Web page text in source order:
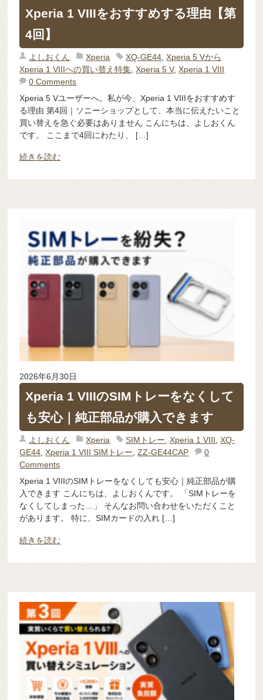
Xperia 1 VIIIをおすすめする理由【第
4回】
よしおくん Xperia XQ-GE44 ,Xperia 5 Vから
Xperia 1 VIIIへの買い替え特集 ,Xperia 5 V,Xperia 1 VIII
0 Comments
Xperia 5 Vユーザーへ。私が今、Xperia 1 VIIIをおすすめす
る理由 第4回｜ソニーショップとして、本当に伝えたいこと
買い替えを急ぐ必要はありません こんにちは、よしおくん
です。 ここまで4回にわたり、 […]
続きを読む
2026年6月30日
Xperia 1 VIIIのSIMトレーをなくして
も安心｜純正部品が購入できます
よしおくん Xperia SIMトレー ,Xperia 1 VIII ,XQ-
GE44 ,Xperia 1 VIII SIMトレー ,ZZ-GE44CAP
0
Comments
Xperia 1 VIIIのSIMトレーをなくしても安心｜純正部品が購
入できます こんにちは、よしおくんです。 「SIMトレーを
なくしてしまった…」 そんなお問い合わせをいただくこと
があります。 特に、SIMカードの入れ […]
続きを読む